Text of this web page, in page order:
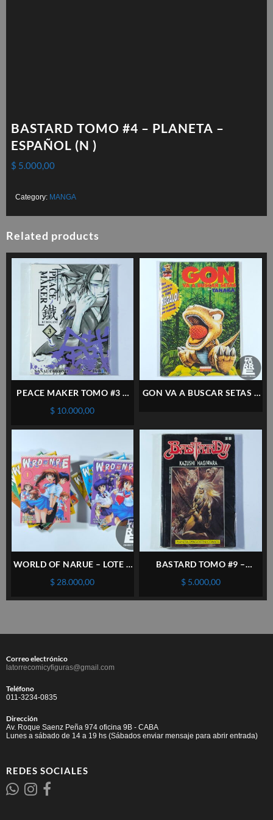
BASTARD TOMO #4 – PLANETA –
ESPAÑOL (N )
$ 5.000,00
Category: MANGA
Related products
PEACE MAKER TOMO #3 –
IVREA – ESPAÑOL (N )
$ 10.000,00
GON VA A BUSCAR SETAS –
WORLD OF NARUE – LOTE 7
TOMOS (#1 A 7) – IVREA –
$28.000,00
BASTARD TOMO #9 –
PLANETA – ESPAÑOL (N ) –
$5.000,00
Correo electrónico
latorrecomicyfiguras@gmail.com
Teléfono
011-3234-0835
Dirección
Av. Roque Saenz Peña 974 oficina 9B - CABA
Lunes a sábado de 14 a 19 hs (Sábados enviar mensaje para abrir entrada)
REDES SOCIALES